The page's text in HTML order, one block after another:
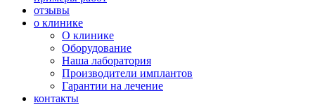
отзывы
о клинике
О клинике
Оборудование
Наша лаборатория
Производители имплантов
Гарантии на лечение
контакты